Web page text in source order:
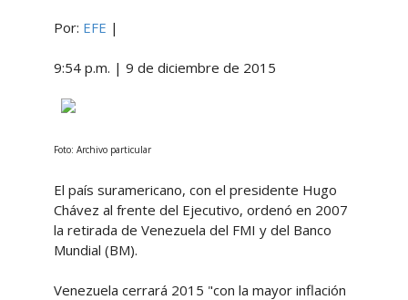
Por: EFE |
9:54 p.m. | 9 de diciembre de 2015
Foto: Archivo particular
El país suramericano, con el presidente Hugo
Chávez al frente del Ejecutivo, ordenó en 2007
la retirada de Venezuela del FMI y del Banco
Mundial (BM).
Venezuela cerrará 2015 "con la mayor inflación